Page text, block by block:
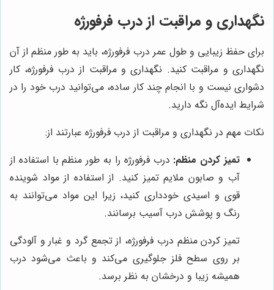
نگهداری و مراقبت از درب فرفورژه
برای حفظ زیبایی و طول عمر درب فرفورژه، باید به طور منظم از آن
نگهداری و مراقبت کنید. نگهداری و مراقبت از درب فرفورژه، کار
دشواری نیست و با انجام چند کار ساده، می‌توانید درب خود را در
شرایط ایده‌آل نگه دارید.
نکات مهم در نگهداری و مراقبت از درب فرفورژه عبارتند از:
تمیز کردن منظم: درب فرفورژه را به طور منظم با استفاده از
آب و صابون ملایم تمیز کنید. از استفاده از مواد شوینده
قوی و اسیدی خودداری کنید، زیرا این مواد می‌توانند به
رنگ و پوشش درب آسیب برسانند.
تمیز کردن منظم درب فرفورژه، از تجمع گرد و غبار و آلودگی
بر روی سطح فلز جلوگیری می‌کند و باعث می‌شود درب
همیشه زیبا و درخشان به نظر برسد.